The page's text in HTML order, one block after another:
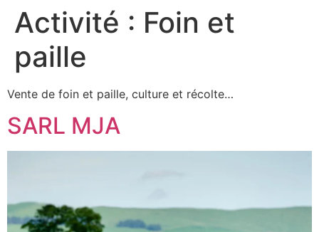
Activité : Foin et
paille
Vente de foin et paille, culture et récolte…
SARL MJA